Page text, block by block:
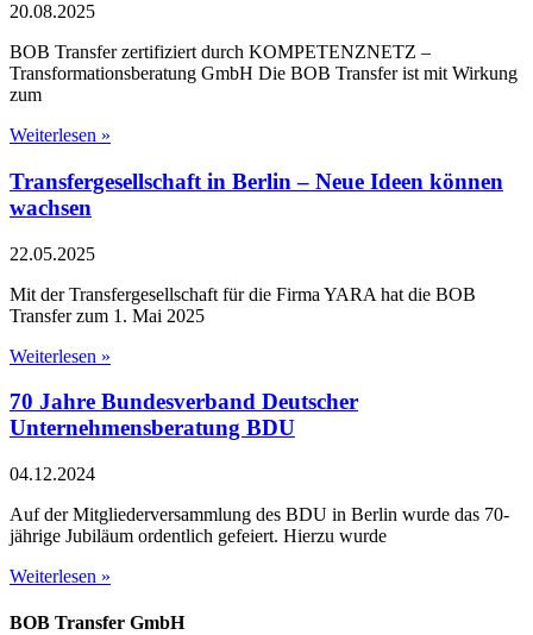
20.08.2025
BOB Transfer zertifiziert durch KOMPETENZNETZ –
Transformationsberatung GmbH Die BOB Transfer ist mit Wirkung
zum
Weiterlesen »
Transfergesellschaft in Berlin – Neue Ideen können
wachsen
22.05.2025
Mit der Transfergesellschaft für die Firma YARA hat die BOB
Transfer zum 1. Mai 2025
Weiterlesen »
70 Jahre Bundesverband Deutscher
Unternehmensberatung BDU
04.12.2024
Auf der Mitgliederversammlung des BDU in Berlin wurde das 70-
jährige Jubiläum ordentlich gefeiert. Hierzu wurde
Weiterlesen »
BOB Transfer GmbH